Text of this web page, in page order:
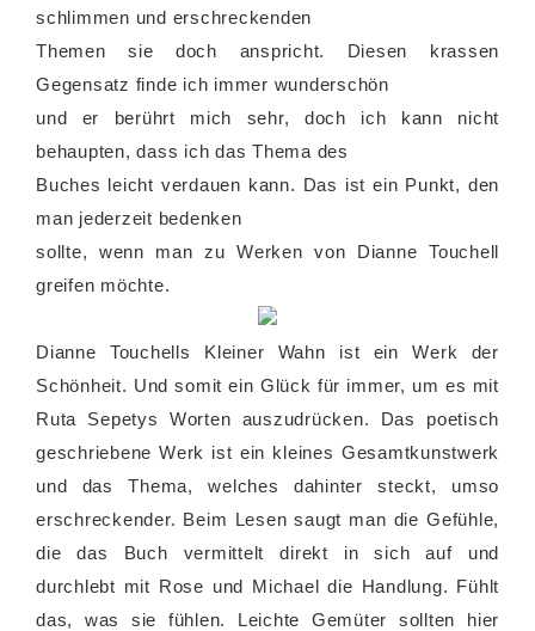
schlimmen und erschreckenden
Themen sie doch anspricht. Diesen krassen
Gegensatz finde ich immer wunderschön
und er berührt mich sehr, doch ich kann nicht
behaupten, dass ich das Thema des
Buches leicht verdauen kann. Das ist ein Punkt, den
man jederzeit bedenken
sollte, wenn man zu Werken von Dianne Touchell
greifen möchte.
Dianne Touchells Kleiner Wahn ist ein Werk der
Schönheit. Und somit ein Glück für immer, um es mit
Ruta Sepetys Worten auszudrücken. Das poetisch
geschriebene Werk ist ein kleines Gesamtkunstwerk
und das Thema, welches dahinter steckt, umso
erschreckender. Beim Lesen saugt man die Gefühle,
die das Buch vermittelt direkt in sich auf und
durchlebt mit Rose und Michael die Handlung. Fühlt
das, was sie fühlen. Leichte Gemüter sollten hier